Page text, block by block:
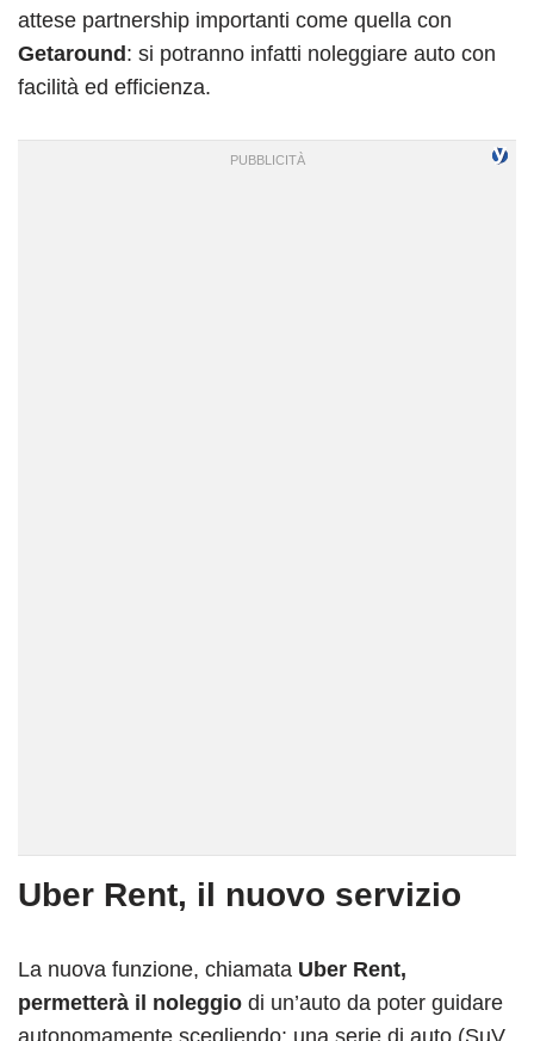
attese partnership importanti come quella con
Getaround: si potranno infatti noleggiare auto con
facilità ed efficienza.
Uber Rent, il nuovo servizio
La nuova funzione, chiamata Uber Rent,
permetterà il noleggio di un’auto da poter guidare
autonomamente scegliendo: una serie di auto (SuV,